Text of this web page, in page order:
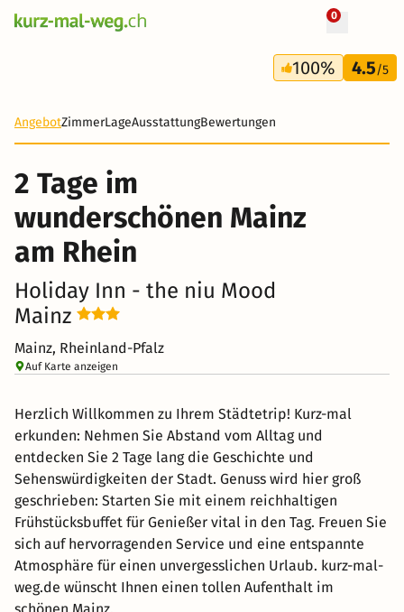
0
2 Tage
43 CHF
100% 4.5/5
AngebotZimmerLageAusstattungBewertungen
2 Tage im
wunderschönen Mainz
am Rhein
Holiday Inn - the niu Mood
Mainz
Mainz, Rheinland-Pfalz
Auf Karte anzeigen
Herzlich Willkommen zu Ihrem Städtetrip! Kurz-mal
erkunden: Nehmen Sie Abstand vom Alltag und
entdecken Sie 2 Tage lang die Geschichte und
Sehenswürdigkeiten der Stadt. Genuss wird hier groß
geschrieben: Starten Sie mit einem reichhaltigen
Frühstücksbuffet für Genießer vital in den Tag. Freuen Sie
sich auf hervorragenden Service und eine entspannte
Atmosphäre für einen unvergesslichen Urlaub. kurz-mal-
weg.de wünscht Ihnen einen tollen Aufenthalt im